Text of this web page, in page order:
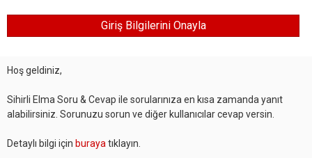
Hoş geldiniz,
Sihirli Elma Soru & Cevap ile sorularınıza en kısa zamanda yanıt
alabilirsiniz. Sorunuzu sorun ve diğer kullanıcılar cevap versin.
Detaylı bilgi için buraya tıklayın.